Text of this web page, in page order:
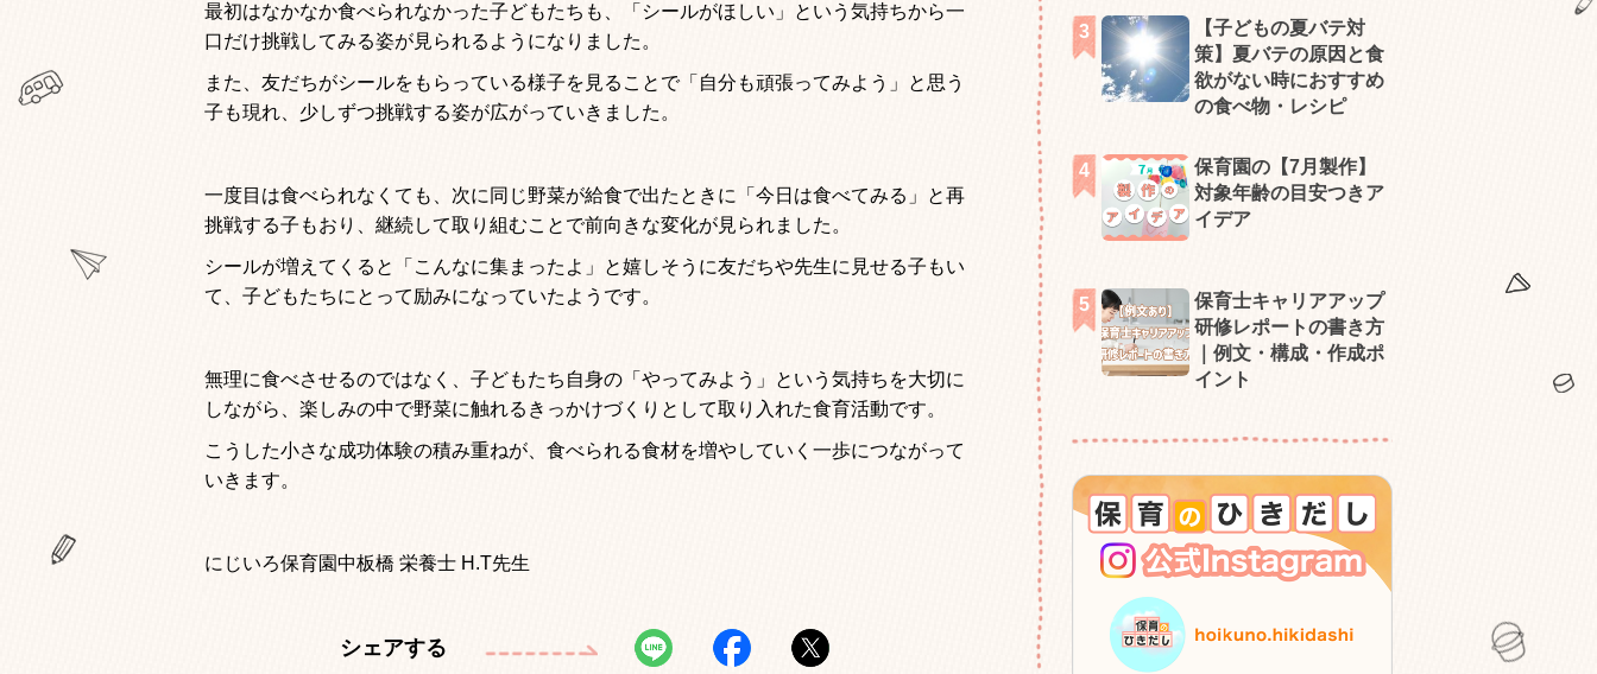
最初はなかなか食べられなかった子どもたちも、「シールがほしい」という気持ちから一
口だけ挑戦してみる姿が見られるようになりました。
また、友だちがシールをもらっている様子を見ることで「自分も頑張ってみよう」と思う
子も現れ、少しずつ挑戦する姿が広がっていきました。
一度目は食べられなくても、次に同じ野菜が給食で出たときに「今日は食べてみる」と再
挑戦する子もおり、継続して取り組むことで前向きな変化が見られました。
シールが増えてくると「こんなに集まったよ」と嬉しそうに友だちや先生に見せる子もい
て、子どもたちにとって励みになっていたようです。
無理に食べさせるのではなく、子どもたち自身の「やってみよう」という気持ちを大切に
しながら、楽しみの中で野菜に触れるきっかけづくりとして取り入れた食育活動です。
こうした小さな成功体験の積み重ねが、食べられる食材を増やしていく一歩につながって
いきます。
にじいろ保育園中板橋 栄養士 H.T先生
シェアする
【子どもの夏バテ対
策】夏バテの原因と食
欲がない時におすすめ
の食べ物・レシピ
保育園の【7月製作】
対象年齢の目安つきア
イデア
保育士キャリアアップ
研修レポートの書き方
｜例文・構成・作成ポ
イント